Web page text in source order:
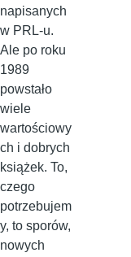
napisanych
w PRL-u.
Ale po roku
1989
powstało
wiele
wartościowy
ch i dobrych
książek. To,
czego
potrzebujem
y, to sporów,
nowych